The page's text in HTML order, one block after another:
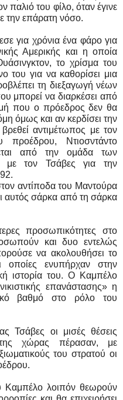
παλιό του φίλο, όταν έγινε
την επάρατη νόσο.
για χρόνια ένα φάρο για
Αμερικής και η οποία
το χρίσμα του
του για να καθορίσει μια
τη διεξαγωγή νέων
μπορεί να διαρκέσει από
που ο πρόεδρος δεν θα
όμως και αν κερδίσει την
αντιμέτωπος με τον
προέδρου, Ντιοσντάντο
από την ομάδα των
με τον Τσάβες για την
αντίποδα του Mαντούρα
αυτός σάρκα από τη σάρκα
προσωπικότητες στο
και δυο εντελώς
να ακολουθήσει το
οποίες ενυπήρχαν στην
ιστορία του. Ο Καμπέλο
επανάστασης» η
βαθμό στο ρόλο του
Τσάβες οι μισές θέσεις
της χώρας πέρασαν, με
του στρατού οι
Καμπέλο λοιπόν θεωρούν